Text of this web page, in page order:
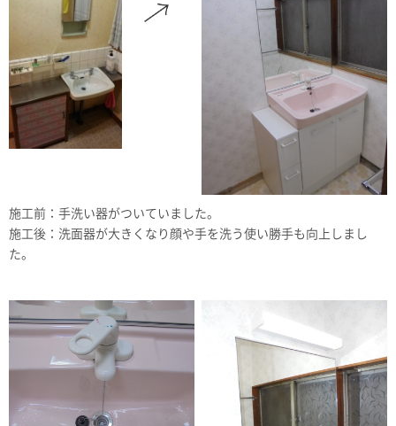
施工前：手洗い器がついていました。
施工後：洗面器が大きくなり顔や手を洗う使い勝手も向上しまし
た。